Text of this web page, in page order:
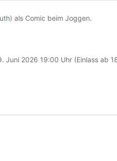
Juni 2026 19:00 Uhr (Einlass